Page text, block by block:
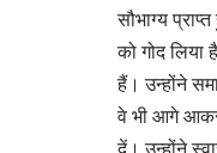
सौभाग्य
को गोद
हैं। उन्होंने
वे भी आगे आकर
दें। उन्होंने